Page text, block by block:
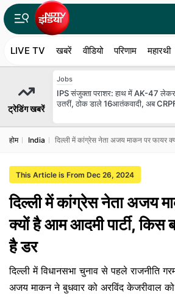
LIVE TV खबरें वीडियो परिणाम महारथी
ट्रेडिंग खबरें
Jobs
IPS संजुक्ता पराशर: हाथ में AK-47
उतरीं, ठोक डाले 16आतंकवादी, अब
होम India दिल्ली में कांग्रेस नेता अजय माकन पर फायर
This Article is From Dec 26, 2024
दिल्ली में कांग्रेस नेता अजय
क्यों है आम आदमी पार्टी, किस
है डर
दिल्ली में विधानसभा चुनाव से पहले राजनीति
अजय माकन ने बुधवार को अरविंद केजरीवाल